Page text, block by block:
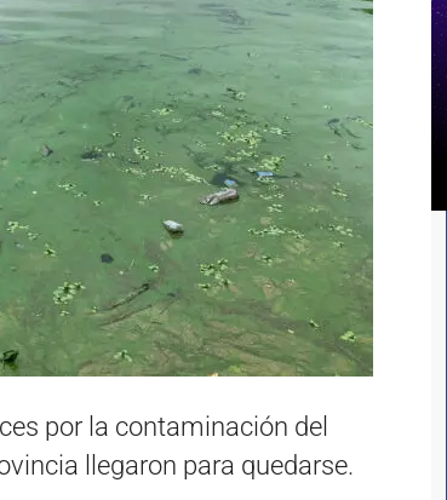
por la contaminación del
llegaron para quedarse.